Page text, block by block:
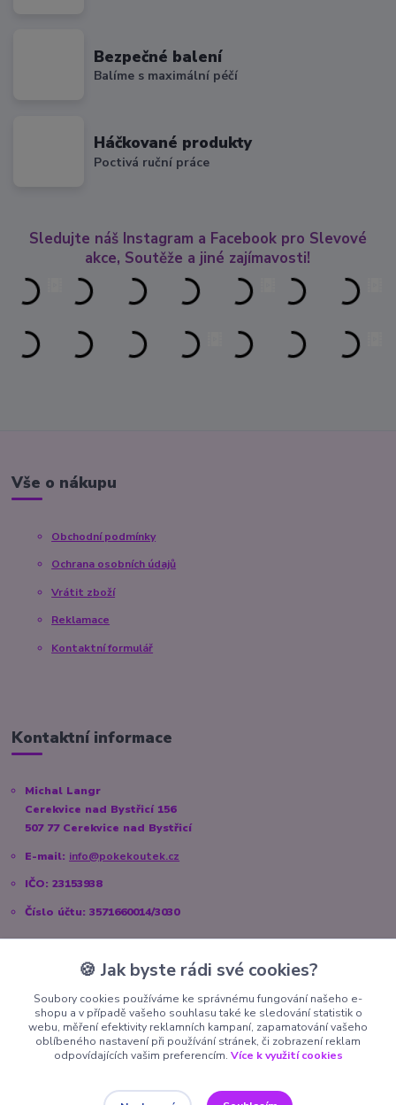
Bezpečné balení
Balíme s maximální péčí
Háčkované produkty
Poctivá ruční práce
Sledujte náš Instagram a Facebook pro Slevové
akce, Soutěže a jiné zajímavosti!
Vše o nákupu
Obchodní podmínky
Ochrana osobních údajů
Vrátit zboží
Reklamace
Kontaktní formulář
Kontaktní informace
Michal Langr
Cerekvice nad Bystřicí 156
507 77 Cerekvice nad Bystřicí
E-mail: info@pokekoutek.cz
IČO: 23153938
Číslo účtu: 3571660014/3030
Sociální sítě
Instagram:@pokekoutek.cz
Facebook:@PokeKoutek.cz
🍪 Jak byste rádi své cookies?
Soubory cookies používáme ke správnému fungování našeho e-
shopu a v případě vašeho souhlasu také ke sledování statistik o
webu, měření efektivity reklamních kampaní, zapamatování vašeho
oblíbeného nastavení při používání stránek, či zobrazení reklam
odpovídajících vašim preferencím. Více k využití cookies